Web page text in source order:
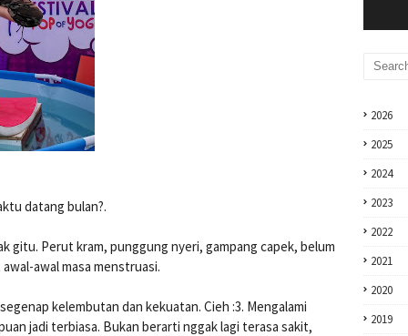
datang bulan?.
gitu. Perut kram, punggung nyeri, gampang capek, belum
awal masa menstruasi.
kelembutan dan kekuatan. Cieh :3. Mengalami
jadi terbiasa. Bukan berarti nggak lagi terasa sakit,
2026
2025
2024
2023
2022
2021
2020
2019